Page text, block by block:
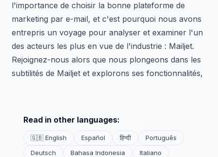
l'importance de choisir la bonne plateforme de
marketing par e-mail, et c'est pourquoi nous avons
entrepris un voyage pour analyser et examiner l'un
des acteurs les plus en vue de l'industrie : Mailjet.
Rejoignez-nous alors que nous plongeons dans les
subtilités de Mailjet et explorons ses fonctionnalités,
Read in other languages:
🇬🇧 English Español हिन्दी
Português
Deutsch
Bahasa Indonesia
Italiano